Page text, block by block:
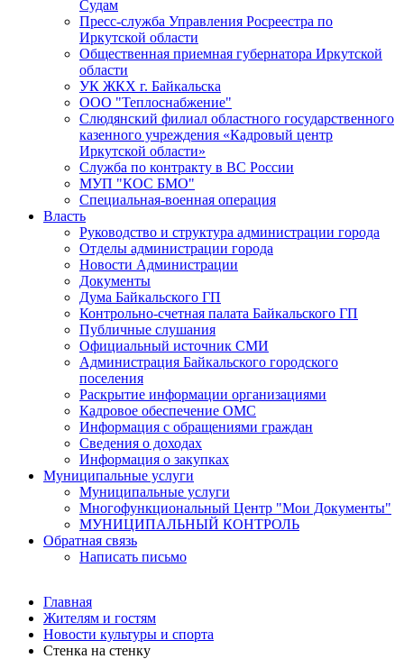
Судам
Пресс-служба Управления Росреестра по
Иркутской области
Общественная приемная губернатора Иркутской
области
УК ЖКХ г. Байкальска
ООО "Теплоснабжение"
Слюдянский филиал областного государственного
казенного учреждения «Кадровый центр
Иркутской области»
Служба по контракту в ВС России
МУП "КОС БМО"
Специальная-военная операция
Власть
Руководство и структура администрации города
Отделы администрации города
Новости Администрации
Документы
Дума Байкальского ГП
Контрольно-счетная палата Байкальского ГП
Публичные слушания
Официальный источник СМИ
Администрация Байкальского городского
поселения
Раскрытие информации организациями
Кадровое обеспечение ОМС
Информация с обращениями граждан
Сведения о доходах
Информация о закупках
Муниципальные услуги
Муниципальные услуги
Многофункциональный Центр "Мои Документы"
МУНИЦИПАЛЬНЫЙ КОНТРОЛЬ
Обратная связь
Написать письмо
Главная
Жителям и гостям
Новости культуры и спорта
Стенка на стенку